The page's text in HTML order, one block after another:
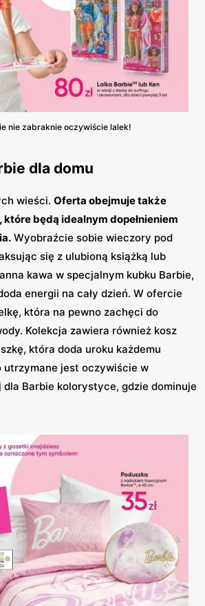
nie zabraknie oczywiście lalek!
dla domu
wieści. Oferta obejmuje także
będą idealnym dopełnieniem
Wyobraźcie sobie wieczory pod
się z ulubioną książką lub
kawa w specjalnym kubku Barbie,
energii na cały dzień. W ofercie
która na pewno zachęci do
Kolekcja zawiera również kosz
która doda uroku każdemu
utrzymane jest oczywiście w
Barbie kolorystyce, gdzie dominuje